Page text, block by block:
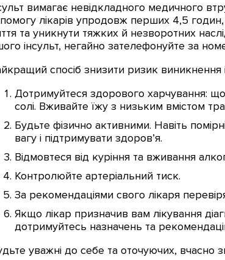
вимагає невідкладного медичного
лікарів упродовж перших 4,5
та уникнути тяжких й незворотних
інсульт, негайно зателефонуйте за
спосіб знизити ризик виникнення
Дотримуйтеся здорового харчування:
солі. Вживайте їжу з низьким вмістом
Будьте фізично активними. Навіть
вагу і підтримувати здоров’я.
Відмовтеся від куріння та вживання
Контролюйте артеріальний тиск.
За рекомендаціями свого лікаря
Якщо лікар призначив вам лікування
дотримуйтесь назначень та
уважні до себе та оточуючих, вчасно